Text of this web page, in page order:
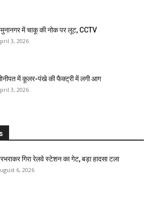
में चाकू की नोक पर लूट, CCTV
3, 2026
में कूलर-पंखे की फैक्ट्री में लगी आग
3, 2026
गिरा रेलवे स्टेशन का गेट, बड़ा हादसा टला
6, 2026